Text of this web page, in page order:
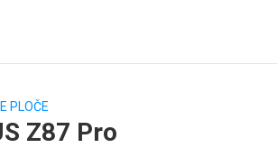
PLOČE
Z87 Pro